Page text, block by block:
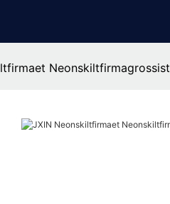
Neonskiltfirmagrossist